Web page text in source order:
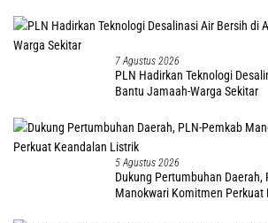
7 Agustus 2026
PLN Hadirkan Teknologi
Bantu Jamaah-Warga Sekitar
5 Agustus 2026
Dukung Pertumbuhan Daerah,
Manokwari Komitmen Perkuat